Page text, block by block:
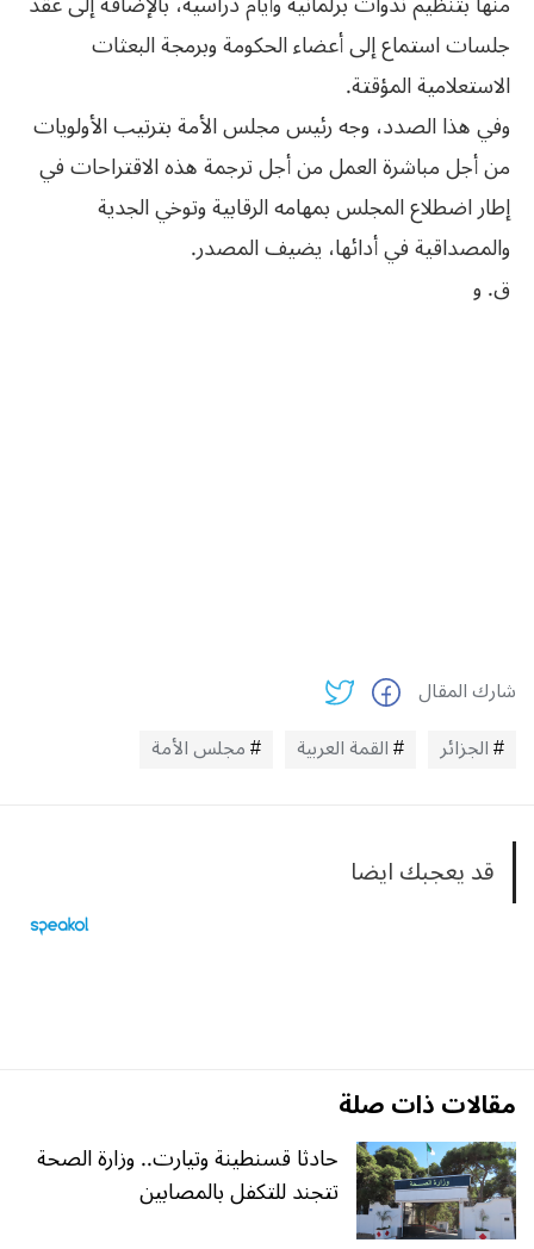
جلسات استماع إلى أعضاء الحكومة وبرمجة البعثات
الاستعلامية المؤقتة.
وفي هذا الصدد، وجه رئيس مجلس الأمة بترتيب الأولويات
من أجل مباشرة العمل من أجل ترجمة هذه الاقتراحات في
إطار اضطلاع المجلس بمهامه الرقابية وتوخي الجدية
والمصداقية في أدائها، يضيف المصدر.
ق. و
شارك المقال
الجزائر
القمة العربية مجلس الأمة
قد يعجبك ايضا
مقالات ذات صلة
حادثا قسنطينة وتيارت.. وزارة الصحة
تتجند للتكفل بالمصابين